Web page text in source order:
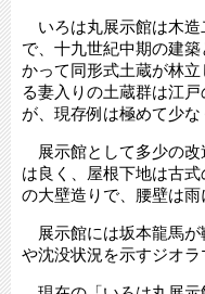
いろは丸展示館は木造
で、十九世紀中期の建
かって同形式土蔵が林
る妻入りの土蔵群は江
が、現存例は極めて少な
展示館として多少の改
は良く、屋根下地は古
の大壁造りで、腰壁は雨
展示館には坂本龍馬が
や沈没状況を示すジオラ